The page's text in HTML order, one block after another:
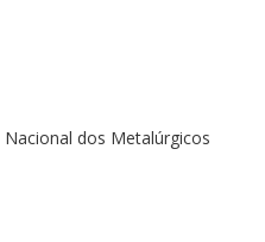
dos Metalúrgicos